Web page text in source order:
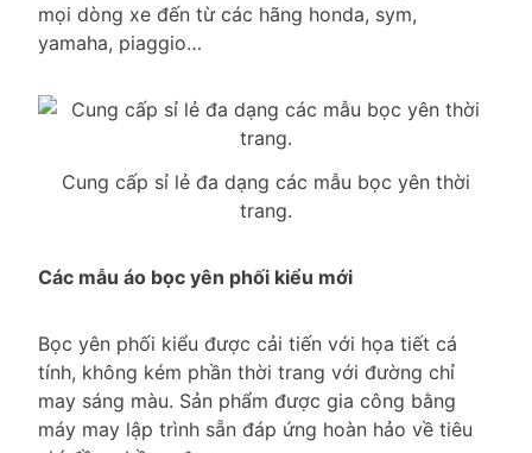
mọi dòng xe đến từ các hãng honda, sym,
yamaha, piaggio…
Cung cấp sỉ lẻ đa dạng các mẫu bọc yên thời
trang.
Các mẫu áo bọc yên phối kiểu mới
Bọc yên phối kiểu được cải tiến với họa tiết cá
tính, không kém phần thời trang với đường chỉ
may sáng màu. Sản phẩm được gia công bằng
máy may lập trình sẵn đáp ứng hoàn hảo về tiêu